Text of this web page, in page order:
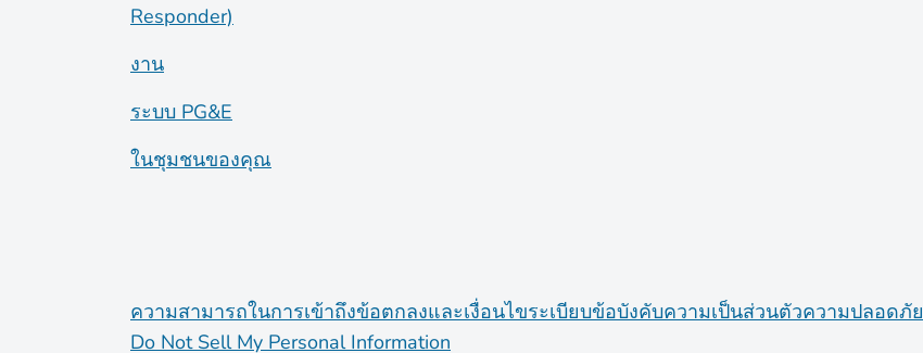
Responder)
งาน
ระบบ PG&E
ในชุมชนของคุณ
ความสามารถในการเข้าถึงข้อตกลงและเงื่อนไขระเบียบข้อบังคับความเป็นส่วนตัวความปลอดภัย
Do Not Sell My Personal Information